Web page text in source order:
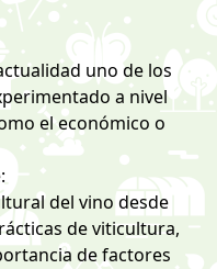
uno de los
a nivel
el económico o
del vino desde
de viticultura,
de factores